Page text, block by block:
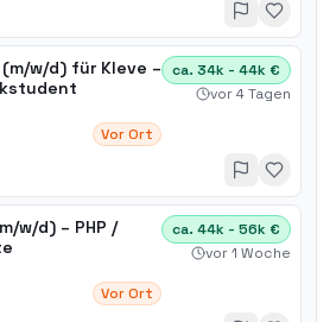
(m/w/d) für Kleve –
Vor Ort
ca. 34k - 44k €
vor 4 Tagen
w/d) – PHP /
Vor Ort
ca. 44k - 56k €
vor 1 Woche